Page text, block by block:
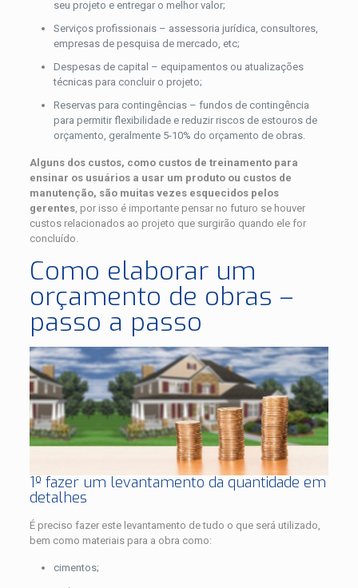
seu projeto e entregar o melhor valor;
Serviços profissionais – assessoria jurídica, consultores,
empresas de pesquisa de mercado, etc;
Despesas de capital – equipamentos ou atualizações
técnicas para concluir o projeto;
Reservas para contingências – fundos de contingência
para permitir flexibilidade e reduzir riscos de estouros de
orçamento, geralmente 5-10% do orçamento de obras.
Alguns dos custos, como custos de treinamento para
ensinar os usuários a usar um produto ou custos de
manutenção, são muitas vezes esquecidos pelos
gerentes, por isso é importante pensar no futuro se houver
custos relacionados ao projeto que surgirão quando ele for
concluído.
Como elaborar um
orçamento de obras –
passo a passo
1º fazer um levantamento da quantidade em
detalhes
É preciso fazer este levantamento de tudo o que será utilizado,
bem como materiais para a obra como:
cimentos;